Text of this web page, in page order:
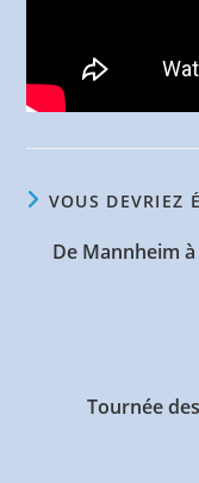
VOUS DEVRIEZ
De Mannheim
Tournée